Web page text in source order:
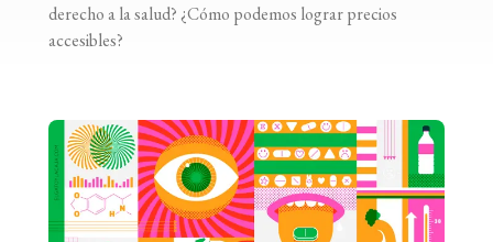
derecho a la salud? ¿Cómo podemos lograr precios
accesibles?